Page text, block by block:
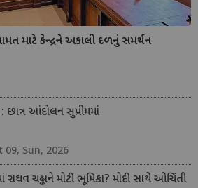
માટે કેન્દ્રને અકાલી દળનું સમર્થન
છાત્ર આંદોલન સુપ્રીમમાં
09, Sun, 2026
રાઘવ ચઢ્ઢાને મોટી ભૂમિકા? મોદી સાથે ઓચિંતી